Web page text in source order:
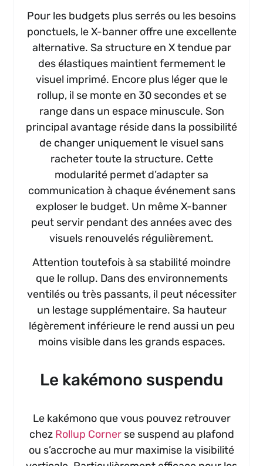
Pour les budgets plus serrés ou les besoins
ponctuels, le X-banner offre une excellente
alternative. Sa structure en X tendue par
des élastiques maintient fermement le
visuel imprimé. Encore plus léger que le
rollup, il se monte en 30 secondes et se
range dans un espace minuscule. Son
principal avantage réside dans la possibilité
de changer uniquement le visuel sans
racheter toute la structure. Cette
modularité permet d’adapter sa
communication à chaque événement sans
exploser le budget. Un même X-banner
peut servir pendant des années avec des
visuels renouvelés régulièrement.
Attention toutefois à sa stabilité moindre
que le rollup. Dans des environnements
ventilés ou très passants, il peut nécessiter
un lestage supplémentaire. Sa hauteur
légèrement inférieure le rend aussi un peu
moins visible dans les grands espaces.
Le kakémono suspendu
Le kakémono que vous pouvez retrouver
chez Rollup Cornerse suspend au plafond
ou s’accroche au mur maximise la visibilité